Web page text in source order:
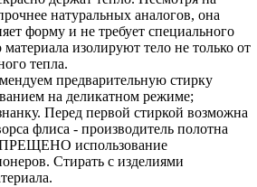
натуральных аналогов, она
форму и не требует специального
изолируют тело не только от
тепла.
предварительную стирку
на деликатном режиме;
Перед первой стиркой возможна
флиса - производитель полотна
использование
Стирать с изделиями